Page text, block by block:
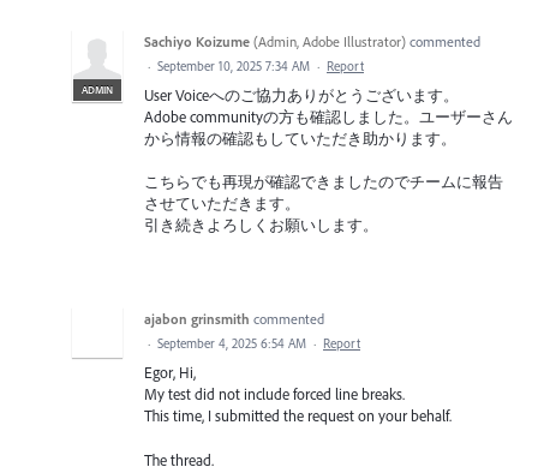
ADMIN
Sachiyo Koizume (Admin, Adobe Illustrator) commented
· September 10, 2025 7:34 AM · Report
User Voiceへのご協力ありがとうございます。
Adobe communityの方も確認しました。ユーザーさん
から情報の確認もしていただき助かります。
こちらでも再現が確認できましたのでチームに報告
させていただきます。
引き続きよろしくお願いします。
ajabon grinsmith commented
· September 4, 2025 6:54 AM · Report
Egor, Hi,
My test did not include forced line breaks.
This time, I submitted the request on your behalf.
The thread.